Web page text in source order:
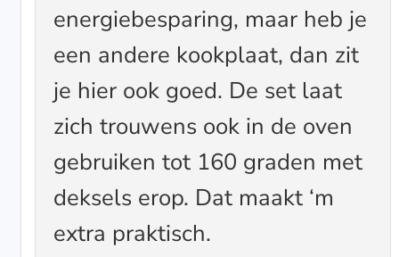
energiebesparing, maar heb je
een andere kookplaat, dan zit
je hier ook goed. De set laat
zich trouwens ook in de oven
gebruiken tot 160 graden met
deksels erop. Dat maakt ‘m
extra praktisch.